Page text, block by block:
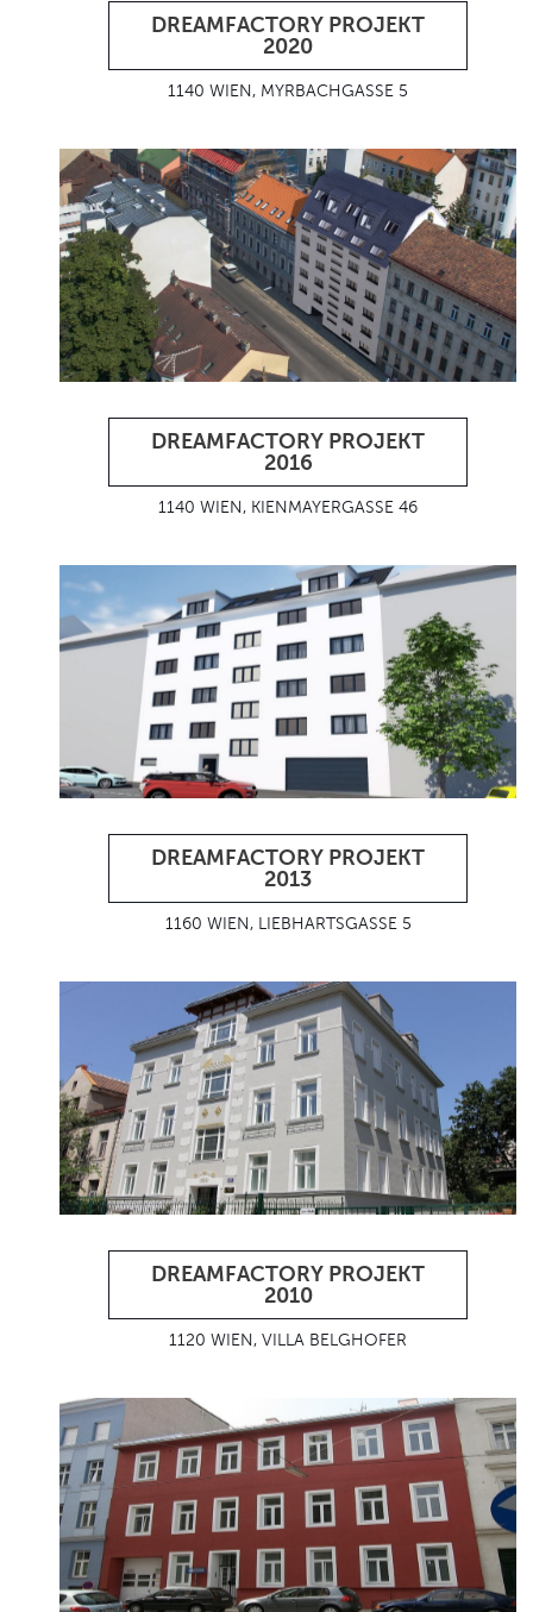
DREAMFACTORY PROJEKT
2020
1140 WIEN, MYRBACHGASSE 5
DREAMFACTORY PROJEKT
2016
1140 WIEN, KIENMAYERGASSE 46
DREAMFACTORY PROJEKT
2013
1160 WIEN, LIEBHARTSGASSE 5
DREAMFACTORY PROJEKT
2010
1120 WIEN, VILLA BELGHOFER